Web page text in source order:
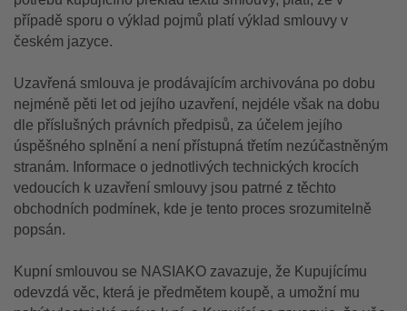
případě sporu o výklad pojmů platí výklad smlouvy v
českém jazyce.
Uzavřená smlouva je prodávajícím archivována po dobu
nejméně pěti let od jejího uzavření, nejdéle však na dobu
dle příslušných právních předpisů, za účelem jejího
úspěšného splnění a není přístupná třetím nezúčastněným
stranám. Informace o jednotlivých technických krocích
vedoucích k uzavření smlouvy jsou patrné z těchto
obchodních podmínek, kde je tento proces srozumitelně
popsán.
Kupní smlouvou se NASIAKO zavazuje, že Kupujícímu
odevzdá věc, která je předmětem koupě, a umožní mu